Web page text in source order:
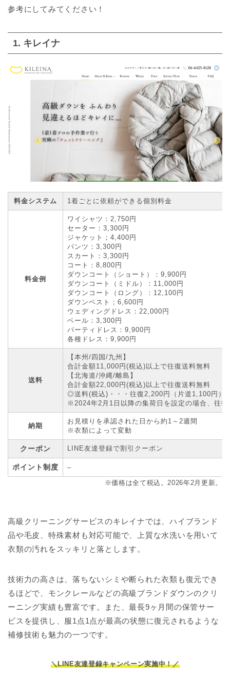
参考にしてみてください！
1. キレイナ
料金システム 1着ごとに依頼ができる個別料金
料金例
ワイシャツ：2,750円
セーター：3,300円
ジャケット；4,400円
パンツ：3,300円
スカート：3,300円
コート：8,800円
ダウンコート（ショート）：9,900円
ダウンコート（ミドル）：11,000円
ダウンコート（ロング）：12,100円
ダウンベスト；6,600円
ウェディングドレス：22,000円
ベール：3,300円
パーティドレス：9,900円
各種ドレス：9,900円
送料
【本州/四国/九州】
合計金額11,000円(税込)以上で往復送料無料
【北海道/沖縄/離島】
合計金額22,000円(税込)以上で往復送料無料
◎送料(税込)・・・往復2,200円（片道1,100円）
※2024年2月1日以降の集荷日を設定の場合、往
納期
お見積りを承認された日から約1～2週間
※衣類によって変動
クーポン LINE友達登録で割引クーポン
ポイント制度
–
※価格は全て税込。2026年2月更新。
高級クリーニングサービスのキレイナでは、ハイブランド
品や毛皮、特殊素材も対応可能で、上質な水洗いを用いて
衣類の汚れをスッキリと落とします。
技術力の高さは、落ちないシミや断られた衣類も復元でき
るほどで、モンクレールなどの高級ブランドダウンのクリ
ーニング実績も豊富です。また、最長9ヶ月間の保管サー
ビスを提供し、服1点1点が最高の状態に復元されるような
補修技術も魅力の一つです。
＼LINE友達登録キャンペーン実施中！／